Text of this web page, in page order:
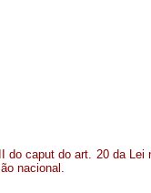
do caput do art. 20 da
nacional.